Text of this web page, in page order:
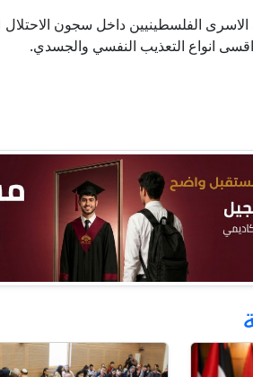
الاسرى الفلسطينيين داخل سجون
انواع التعذيب النفسي والجسدي.